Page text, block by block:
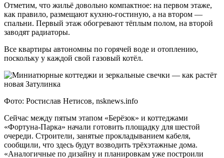
Отметим, что жильё довольно компактное: на первом этаже,
как правило, размещают кухню-гостиную, а на втором —
спальни. Первый этаж обогревают тёплым полом, на второй
заводят радиаторы.
Все квартиры автономны по горячей воде и отоплению,
поскольку у каждой свой газовый котёл.
Фото: Ростислав Нетисов, nsknews.info
Сейчас между пятым этапом «Берёзок» и коттеджами
«Фортуна-Парка» начали готовить площадку для шестой
очереди. Строители, занятые прокладыванием кабеля,
сообщили, что здесь будут возводить трёхэтажные дома.
«Аналогичные по дизайну и планировкам уже построили